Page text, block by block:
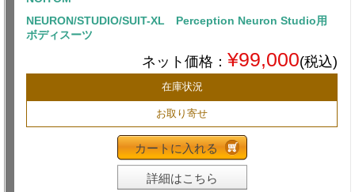
NEURON/STUDIO/SUIT-XL Perception Neuron Studio用
ボディスーツ
ネット価格： ¥99,000(税込)
在庫状況
お取り寄せ
カートに入れる
詳細はこちら